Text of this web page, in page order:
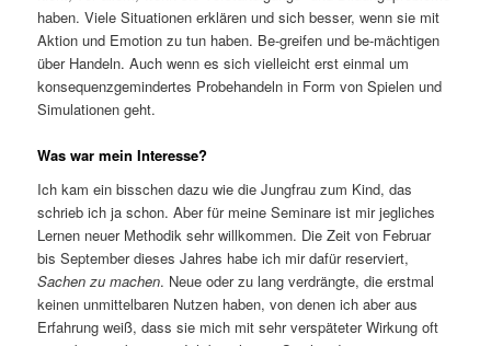
haben. Viele Situationen erklären und sich besser, wenn sie mit
Aktion und Emotion zu tun haben. Be-greifen und be-mächtigen
über Handeln. Auch wenn es sich vielleicht erst einmal um
konsequenzgemindertes Probehandeln in Form von Spielen und
Simulationen geht.
Was war mein Interesse?
Ich kam ein bisschen dazu wie die Jungfrau zum Kind, das
schrieb ich ja schon. Aber für meine Seminare ist mir jegliches
Lernen neuer Methodik sehr willkommen. Die Zeit von Februar
bis September dieses Jahres habe ich mir dafür reserviert,
Sachen zu machen. Neue oder zu lang verdrängte, die erstmal
keinen unmittelbaren Nutzen haben, von denen ich aber aus
Erfahrung weiß, dass sie mich mit sehr verspäteter Wirkung oft